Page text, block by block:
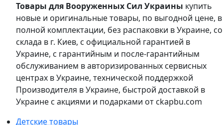
Товары для Вооруженных Сил Украины купить
новые и оригинальные товары, по выгодной цене, в
полной комплектации, без распаковки в Украине, со
склада в г. Киев, с официальной гарантией в
Украине, с гарантийным и после-гарантийным
обслуживанием в авторизированных сервисных
центрах в Украине, технической поддержкой
Производителя в Украине, быстрой доставкой в
Украине с акциями и подарками от ckapbu.com
Детские товары